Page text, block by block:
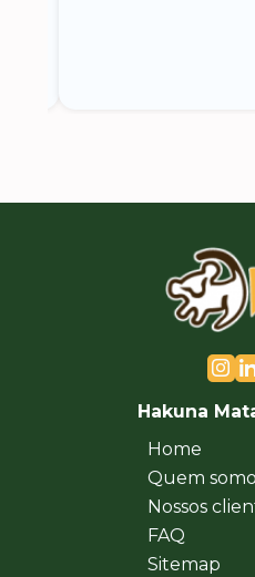
Hakuna
Home
Quem
Nossos
FAQ
Sitemap